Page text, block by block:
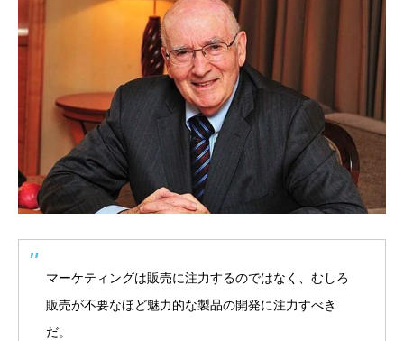
マーケティングは販売に注力するのではなく、むしろ
販売が不要なほど魅力的な製品の開発に注力すべき
だ。